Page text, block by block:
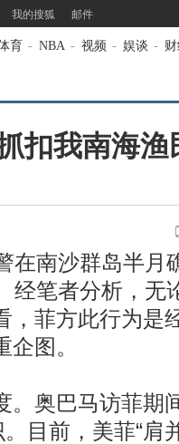
我的搜狐 邮件
育 - NBA - 视频 - 娱谈 -
扣我南海渔
南沙群岛半月
经笔者分析，无
，菲方此行为是
图。
奥巴马访菲期
目前，美菲“肩